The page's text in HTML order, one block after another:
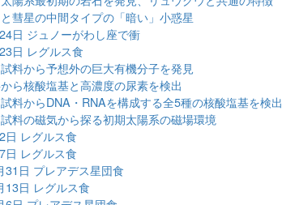
彗星の中間タイプの「暗い」小惑星
日 ジュノーがわし座で衝
日 レグルス食
料から予想外の巨大有機分子を発見
ら核酸塩基と高濃度の尿素を検出
料からDNA・RNAを構成する全5種の核酸塩基を検出
料の磁気から探る初期太陽系の磁場環境
日 レグルス食
日 レグルス食
31日 プレアデス星団食
13日 レグルス食